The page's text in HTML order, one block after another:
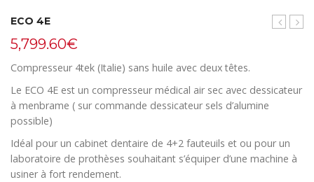
ECO 4E
5,799.60€
Compresseur 4tek (Italie) sans huile avec deux têtes.
Le ECO 4E est un compresseur médical air sec avec dessicateur
à menbrame ( sur commande dessicateur sels d’alumine
possible)
Idéal pour un cabinet dentaire de 4+2 fauteuils et ou pour un
laboratoire de prothèses souhaitant s’équiper d’une machine à
usiner à fort rendement.